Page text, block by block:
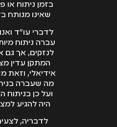
בזמן ניתוח או
שאינו מנותח
לדברי עו"ד
עברה ניתוח
לנזקים, אך גם
המתקן עדין
אידיאלי, וזאת
מה שעברה
ועל כן בניתוח
היה להגיע
לדבריה,